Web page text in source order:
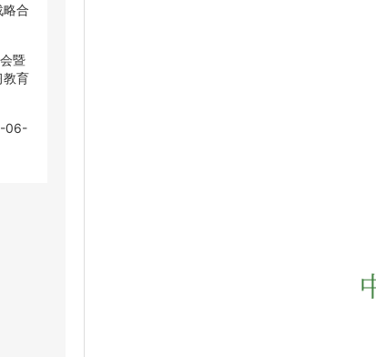
略合
暨
教育
06-
略合
暨
教育
06-